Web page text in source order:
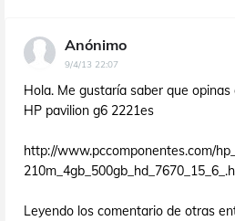
Anónimo
9/4/13 22:07
Hola. Me gustaría saber que
HP pavilion g6 2221es
http://www.pccomponentes.com/
Leyendo los comentario de otras